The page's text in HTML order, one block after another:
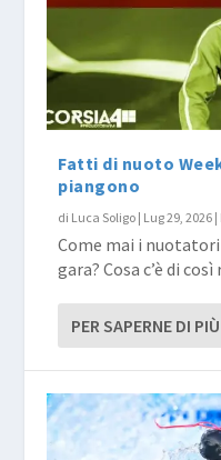
Fatti di nuoto
piangono
di Luca Soligo | Lug 29, 2026 |
Come mai i
gara? Cosa c’è di
PER SAPERNE DI PIÙ